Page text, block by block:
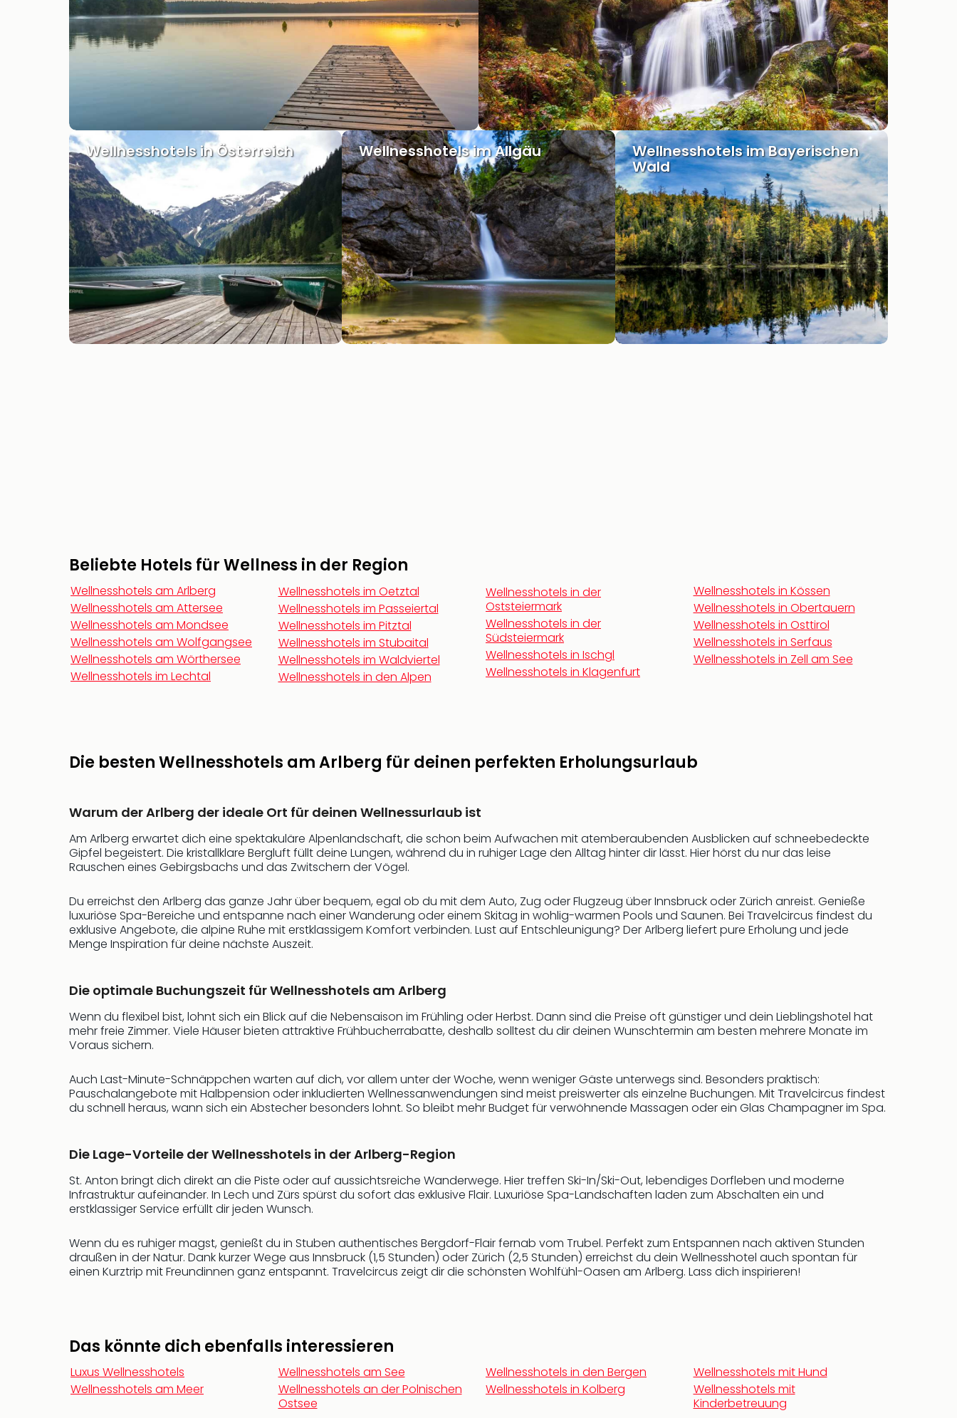
Wellnesshotels in Österreich Wellnesshotels im Allgäu Wellnesshotels im Bayerischen
Wald
Beliebte Hotels für Wellness in der Region
Wellnesshotels am Arlberg
Wellnesshotels am Attersee
Wellnesshotels am Mondsee
Wellnesshotels am Wolfgangsee
Wellnesshotels am Wörthersee
Wellnesshotels im Lechtal
Wellnesshotels im Oetztal
Wellnesshotels im Passeiertal
Wellnesshotels im Pitztal
Wellnesshotels im Stubaital
Wellnesshotels im Waldviertel
Wellnesshotels in den Alpen
Wellnesshotels in der
Oststeiermark
Wellnesshotels in der
Südsteiermark
Wellnesshotels in Ischgl
Wellnesshotels in Klagenfurt
Wellnesshotels in Kössen
Wellnesshotels in Obertauern
Wellnesshotels in Osttirol
Wellnesshotels in Serfaus
Wellnesshotels in Zell am See
Die besten Wellnesshotels am Arlberg für deinen perfekten Erholungsurlaub
Warum der Arlberg der ideale Ort für deinen Wellnessurlaub ist
Am Arlberg erwartet dich eine spektakuläre Alpenlandschaft, die schon beim Aufwachen mit atemberaubenden Ausblicken auf schneebedeckte
Gipfel begeistert. Die kristallklare Bergluft füllt deine Lungen, während du in ruhiger Lage den Alltag hinter dir lässt. Hier hörst du nur das leise
Rauschen eines Gebirgsbachs und das Zwitschern der Vögel.
Du erreichst den Arlberg das ganze Jahr über bequem, egal ob du mit dem Auto, Zug oder Flugzeug über Innsbruck oder Zürich anreist. Genieße
luxuriöse Spa-Bereiche und entspanne nach einer Wanderung oder einem Skitag in wohlig-warmen Pools und Saunen. Bei Travelcircus findest du
exklusive Angebote, die alpine Ruhe mit erstklassigem Komfort verbinden. Lust auf Entschleunigung? Der Arlberg liefert pure Erholung und jede
Menge Inspiration für deine nächste Auszeit.
Die optimale Buchungszeit für Wellnesshotels am Arlberg
Wenn du flexibel bist, lohnt sich ein Blick auf die Nebensaison im Frühling oder Herbst. Dann sind die Preise oft günstiger und dein Lieblingshotel hat
mehr freie Zimmer. Viele Häuser bieten attraktive Frühbucherrabatte, deshalb solltest du dir deinen Wunschtermin am besten mehrere Monate im
Voraus sichern.
Auch Last-Minute-Schnäppchen warten auf dich, vor allem unter der Woche, wenn weniger Gäste unterwegs sind. Besonders praktisch:
Pauschalangebote mit Halbpension oder inkludierten Wellnessanwendungen sind meist preiswerter als einzelne Buchungen. Mit Travelcircus findest
du schnell heraus, wann sich ein Abstecher besonders lohnt. So bleibt mehr Budget für verwöhnende Massagen oder ein Glas Champagner im Spa.
Die Lage-Vorteile der Wellnesshotels in der Arlberg-Region
St. Anton bringt dich direkt an die Piste oder auf aussichtsreiche Wanderwege. Hier treffen Ski-In/Ski-Out, lebendiges Dorfleben und moderne
Infrastruktur aufeinander. In Lech und Zürs spürst du sofort das exklusive Flair. Luxuriöse Spa-Landschaften laden zum Abschalten ein und
erstklassiger Service erfüllt dir jeden Wunsch.
Wenn du es ruhiger magst, genießt du in Stuben authentisches Bergdorf-Flair fernab vom Trubel. Perfekt zum Entspannen nach aktiven Stunden
draußen in der Natur. Dank kurzer Wege aus Innsbruck (1,5 Stunden) oder Zürich (2,5 Stunden) erreichst du dein Wellnesshotel auch spontan für
einen Kurztrip mit Freundinnen ganz entspannt. Travelcircus zeigt dir die schönsten Wohlfühl-Oasen am Arlberg. Lass dich inspirieren!
Das könnte dich ebenfalls interessieren
Luxus Wellnesshotels
Wellnesshotels am Meer
Wellnesshotels am See
Wellnesshotels an der Polnischen
Ostsee
Wellnesshotels in den Bergen
Wellnesshotels in Kolberg
Wellnesshotels mit Hund
Wellnesshotels mit
Kinderbetreuung